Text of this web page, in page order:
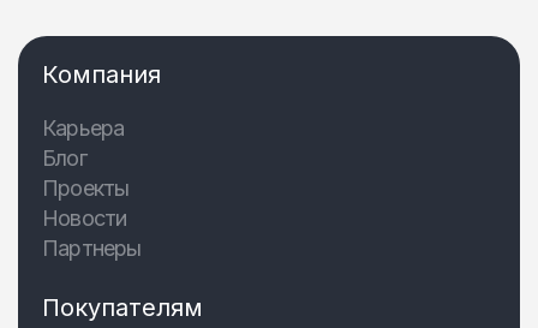
Компания
Карьера
Блог
Проекты
Новости
Партнеры
Покупателям